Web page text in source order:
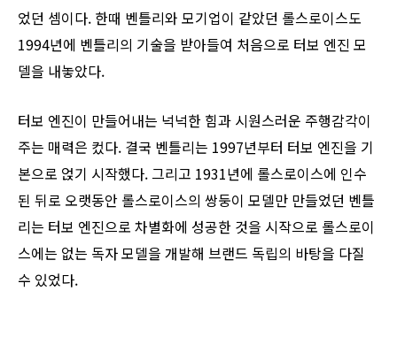
었던 셈이다. 한때 벤틀리와 모기업이 같았던 롤스로이스도
1994년에 벤틀리의 기술을 받아들여 처음으로 터보 엔진 모
델을 내놓았다.
터보 엔진이 만들어내는 넉넉한 힘과 시원스러운 주행감각이
주는 매력은 컸다. 결국 벤틀리는 1997년부터 터보 엔진을 기
본으로 얹기 시작했다. 그리고 1931년에 롤스로이스에 인수
된 뒤로 오랫동안 롤스로이스의 쌍둥이 모델만 만들었던 벤틀
리는 터보 엔진으로 차별화에 성공한 것을 시작으로 롤스로이
스에는 없는 독자 모델을 개발해 브랜드 독립의 바탕을 다질
수 있었다.